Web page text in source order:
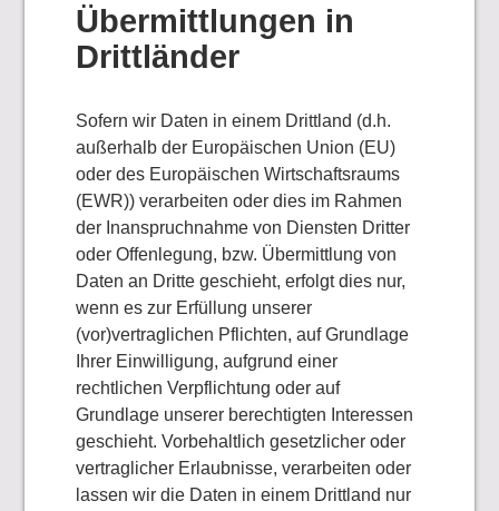
Übermittlungen in
Drittländer
Sofern wir Daten in einem Drittland (d.h.
außerhalb der Europäischen Union (EU)
oder des Europäischen Wirtschaftsraums
(EWR)) verarbeiten oder dies im Rahmen
der Inanspruchnahme von Diensten Dritter
oder Offenlegung, bzw. Übermittlung von
Daten an Dritte geschieht, erfolgt dies nur,
wenn es zur Erfüllung unserer
(vor)vertraglichen Pflichten, auf Grundlage
Ihrer Einwilligung, aufgrund einer
rechtlichen Verpflichtung oder auf
Grundlage unserer berechtigten Interessen
geschieht. Vorbehaltlich gesetzlicher oder
vertraglicher Erlaubnisse, verarbeiten oder
lassen wir die Daten in einem Drittland nur